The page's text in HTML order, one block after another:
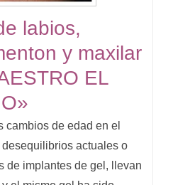
labios,
y maxilar
EL
cambios de edad en el
actuales o
de implantes de gel, llevan